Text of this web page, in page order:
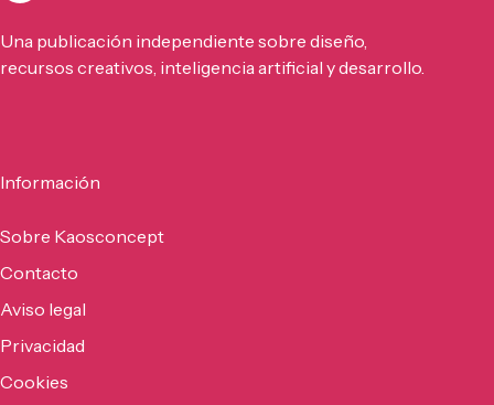
Una publicación independiente sobre diseño,
recursos creativos, inteligencia artificial y desarrollo.
Información
Sobre Kaosconcept
Contacto
Aviso legal
Privacidad
Cookies